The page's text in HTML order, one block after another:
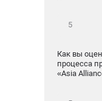
Как вы
процесса
«Asia